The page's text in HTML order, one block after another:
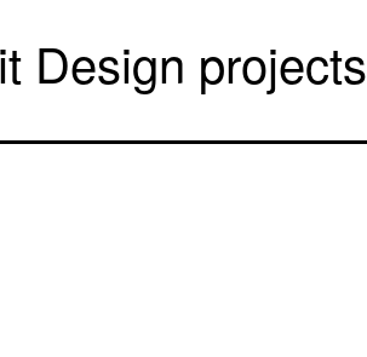
Design projects